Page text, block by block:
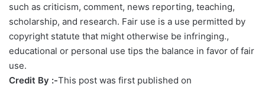
such as criticism, comment, news reporting, teaching,
scholarship, and research. Fair use is a use permitted by
copyright statute that might otherwise be infringing.,
educational or personal use tips the balance in favor of fair
use.
Credit By :-This post was first published on